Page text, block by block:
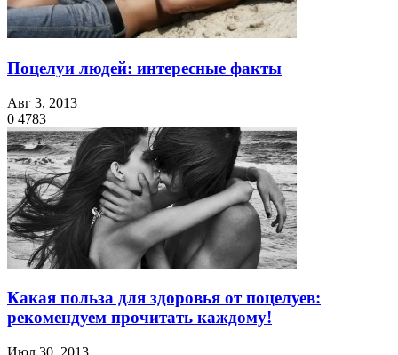
Поцелуи людей: интересные факты
Авг 3, 2013
0 4783
Какая польза для здоровья от поцелуев:
рекомендуем прочитать каждому!